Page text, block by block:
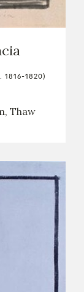
1816-1820)
Thaw